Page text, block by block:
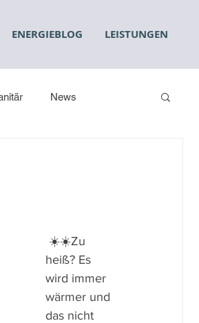
ENERGIEBLOG LEISTUNGEN
News
heiß? Es
wird immer
wärmer und
das nicht